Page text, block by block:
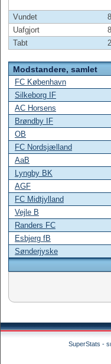
Vundet
Uafgjort
Tabt
Modstandere, samlet
FC København
Silkeborg IF
AC Horsens
Brøndby IF
OB
FC Nordsjælland
AaB
Lyngby BK
AGF
FC Midtjylland
Vejle B
Randers FC
Esbjerg fB
Sønderjyske
SuperStats -